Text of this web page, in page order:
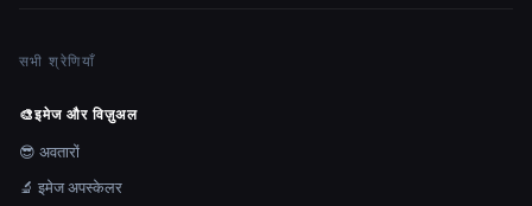
सभी श्रेणियाँ
🎨इमेज और विज़ुअल
😎 अवतारों
🔬 इमेज अपस्केलर